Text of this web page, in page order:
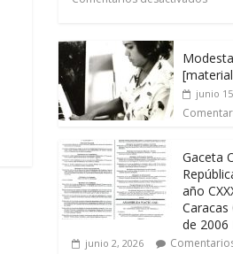
junio
Gaceta
año
de 2006
junio 2, 2026